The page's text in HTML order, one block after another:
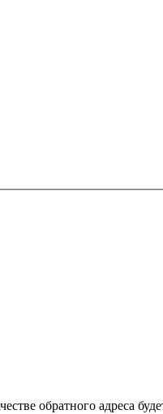
обратного адреса